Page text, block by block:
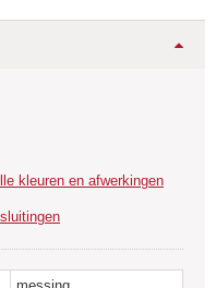
volledig van messing
beschikbaar van andere
maatwerk mogelijk is. Deze
gemaakt worden. Hoogte,
aanvraag.
kleuren en afwerkingen